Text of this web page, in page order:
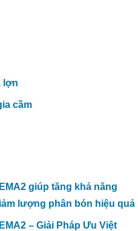
lợn
cầm
giúp tăng khả năng
lượng phân bón hiệu quả
– Giải Pháp Ưu Việt